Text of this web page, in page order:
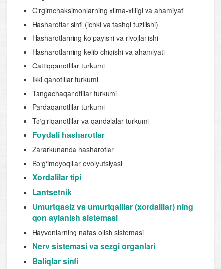
O‘rgimchaksimonlarning xilma-xilligi va ahamiyati
Hasharotlar sinfi (ichki va tashqi tuzilishi)
Hasharotlarning ko‘payishi va rivojlanishi
Hasharotlarning kelib chiqishi va ahamiyati
Qattiqqanotlilar turkumi
Ikki qanotlilar turkumi
Tangachaqanotlilar turkumi
Pardaqanotlilar turkumi
To‘g‘riqanotlilar va qandalalar turkumi
Foydali hasharotlar
Zararkunanda hasharotlar
Bo‘g‘imoyoqlilar evolyutsiyasi
Xordalilar tipi
Lantsetnik
Umurtqasiz va umurtqalilar (xordalilar) ning
qon aylanish sistemasi
Hayvonlarning nafas olish sistemasi
Nerv sistemasi va sezgi organlari
Baliqlar sinfi